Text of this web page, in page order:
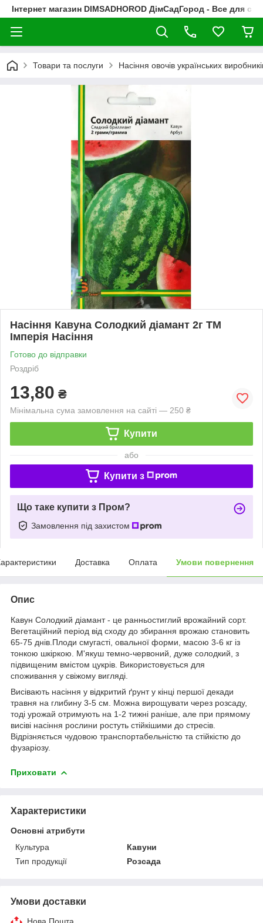
Інтернет магазин DIMSADHOROD ДімСадГород - Все для
Товари та послуги Насіння овочів українських
Насіння Кавуна Солодкий діамант 2г ТМ
Імперія Насіння
Готово до відправки
Роздріб
13,80 ₴
Мінімальна сума замовлення на сайті — 250 ₴
Купити
або
Купити з
Що таке купити з Пром?
Замовлення під захистом
Доставка Оплата Умови повернення
Опис
Кавун Солодкий діамант - це ранньостиглий врожайний сорт.
Вегетаційний період від сходу до збирання врожаю становить
65-75 днів.Плоди смугасті, овальної форми, масою 3-6 кг із
тонкою шкіркою. М'якуш темно-червоний, дуже солодкий, з
підвищеним вмістом цукрів. Використовується для
споживання у свіжому вигляді.
Висівають насіння у відкритий ґрунт у кінці першої декади
травня на глибину 3-5 см. Можна вирощувати через розсаду,
тоді урожай отримують на 1-2 тижні раніше, але при прямому
висіві насіння рослини ростуть стійкішими до стресів.
Відрізняється чудовою транспортабельністю та стійкістю до
фузаріозу.
Приховати
Характеристики
Основні атрибути
Культура
Кавуни
Тип продукції
Розсада
Умови доставки
Нова Пошта